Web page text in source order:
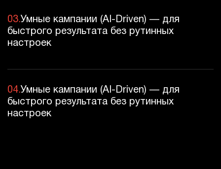
03.Умные кампании (AI-Driven) — для
быстрого результата без рутинных
настроек
04.Умные кампании (AI-Driven) — для
быстрого результата без рутинных
настроек